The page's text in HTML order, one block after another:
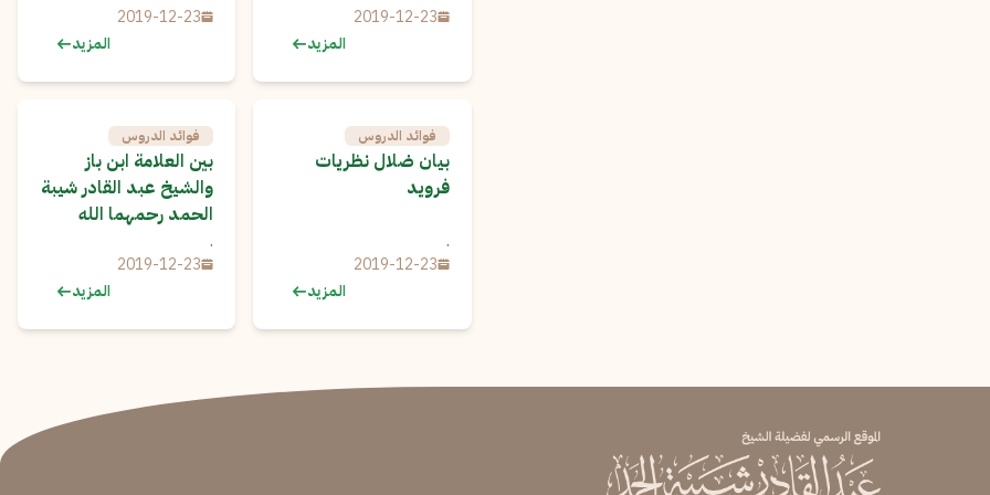
2019-12-23
المزيد
2019-12-23
المزيد
فوائد الدروس
بيان ضلال نظريات
فرويد
.
2019-12-23
المزيد
فوائد الدروس
بين العلامة ابن باز
والشيخ عبد القادر شيبة
الحمد رحمهما الله
.
2019-12-23
المزيد